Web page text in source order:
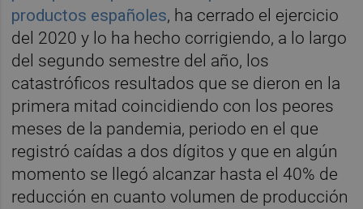
productos españoles, ha cerrado el ejercicio
del 2020 y lo ha hecho corrigiendo, a lo largo
del segundo semestre del año, los
catastróficos resultados que se dieron en la
primera mitad coincidiendo con los peores
meses de la pandemia, periodo en el que
registró caídas a dos dígitos y que en algún
momento se llegó alcanzar hasta el 40% de
reducción en cuanto volumen de producción